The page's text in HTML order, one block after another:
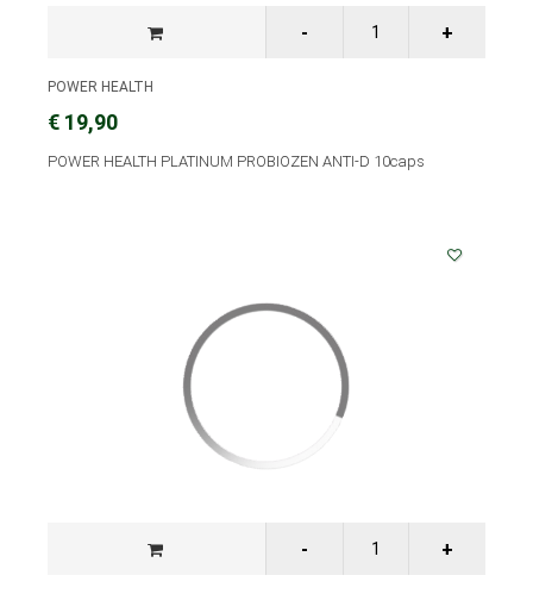
POWER HEALTH
€ 19,90
POWER HEALTH PLATINUM PROBIOZEN ANTI-D 10caps